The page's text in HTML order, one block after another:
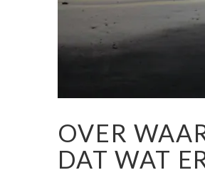
OVER
DAT WAT